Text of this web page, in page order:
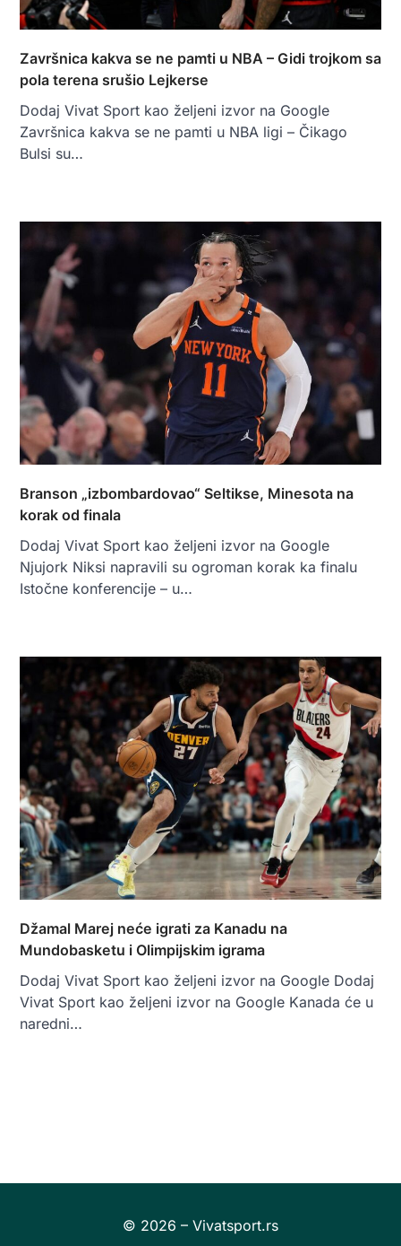
Završnica kakva se ne pamti u NBA – Gidi trojkom sa
pola terena srušio Lejkerse
Dodaj Vivat Sport kao željeni izvor na Google
Završnica kakva se ne pamti u NBA ligi – Čikago
Bulsi su…
Branson „izbombardovao“ Seltikse, Minesota na
korak od finala
Dodaj Vivat Sport kao željeni izvor na Google
Njujork Niksi napravili su ogroman korak ka finalu
Istočne konferencije – u…
Džamal Marej neće igrati za Kanadu na
Mundobasketu i Olimpijskim igrama
Dodaj Vivat Sport kao željeni izvor na Google Dodaj
Vivat Sport kao željeni izvor na Google Kanada će u
naredni…